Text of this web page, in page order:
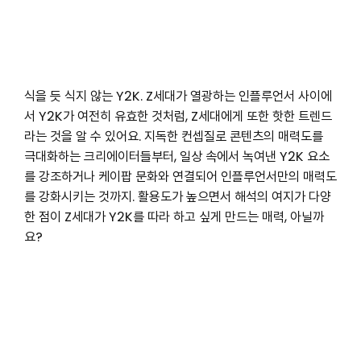
식을 듯 식지 않는 Y2K. Z세대가 열광하는 인플루언서 사이에
서 Y2K가 여전히 유효한 것처럼, Z세대에게 또한 핫한 트렌드
라는 것을 알 수 있어요. 지독한 컨셉질로 콘텐츠의 매력도를
극대화하는 크리에이터들부터, 일상 속에서 녹여낸 Y2K 요소
를 강조하거나 케이팝 문화와 연결되어 인플루언서만의 매력도
를 강화시키는 것까지. 활용도가 높으면서 해석의 여지가 다양
한 점이 Z세대가 Y2K를 따라 하고 싶게 만드는 매력, 아닐까
요?